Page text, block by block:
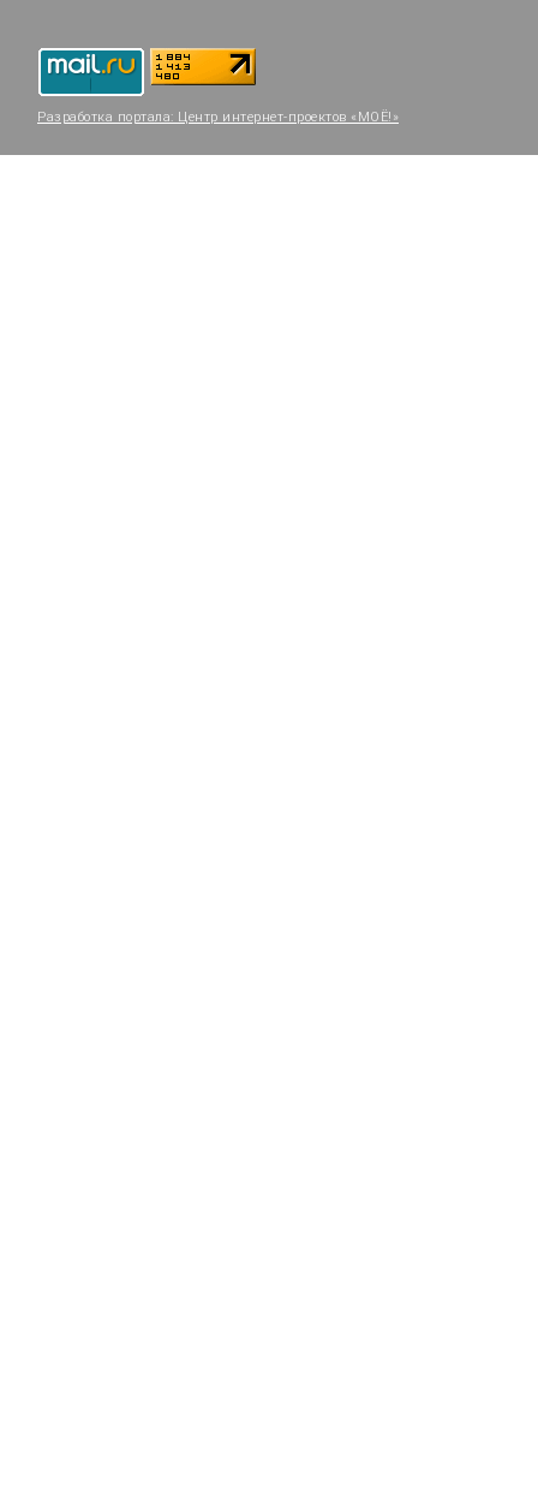
Разработка портала: Центр интернет-проектов «МОЁ!»